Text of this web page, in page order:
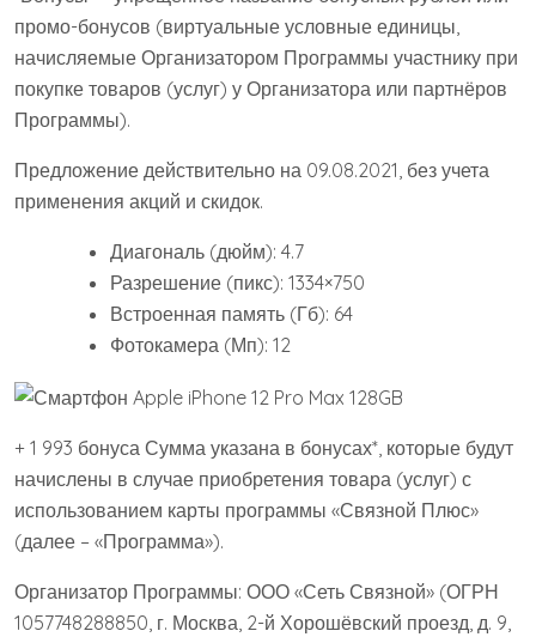
промо-бонусов (виртуальные условные единицы,
начисляемые Организатором Программы участнику при
покупке товаров (услуг) у Организатора или партнёров
Программы).
Предложение действительно на 09.08.2021, без учета
применения акций и скидок.
Диагональ (дюйм): 4.7
Разрешение (пикс): 1334×750
Встроенная память (Гб): 64
Фотокамера (Мп): 12
+ 1 993 бонуса Сумма указана в бонусах*, которые будут
начислены в случае приобретения товара (услуг) с
использованием карты программы «Связной Плюс»
(далее – «Программа»).
Организатор Программы: ООО «Сеть Связной» (ОГРН
1057748288850, г. Москва, 2-й Хорошёвский проезд, д. 9,